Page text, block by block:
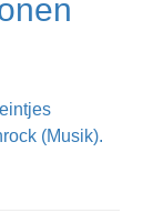
(Musik).